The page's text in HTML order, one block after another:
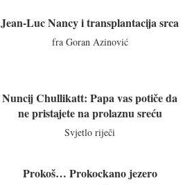
Jean-Luc Nancy i transplantacija srca
fra Goran Azinović
Nuncij Chullikatt: Papa vas potiče da
ne pristajete na prolaznu sreću
Svjetlo riječi
Prokoš… Prokockano jezero